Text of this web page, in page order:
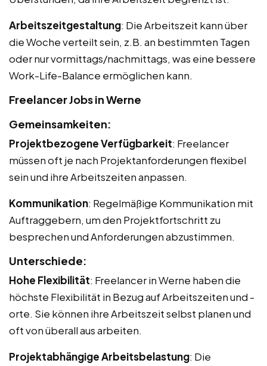
Arbeitszeitgestaltung: Die Arbeitszeit kann über
die Woche verteilt sein, z.B. an bestimmten Tagen
oder nur vormittags/nachmittags, was eine bessere
Work-Life-Balance ermöglichen kann.
Freelancer Jobs in Werne
Gemeinsamkeiten:
Projektbezogene Verfügbarkeit: Freelancer
müssen oft je nach Projektanforderungen flexibel
sein und ihre Arbeitszeiten anpassen.
Kommunikation: Regelmäßige Kommunikation mit
Auftraggebern, um den Projektfortschritt zu
besprechen und Anforderungen abzustimmen.
Unterschiede:
Hohe Flexibilität: Freelancer in Werne haben die
höchste Flexibilität in Bezug auf Arbeitszeiten und -
orte. Sie können ihre Arbeitszeit selbst planen und
oft von überall aus arbeiten.
Projektabhängige Arbeitsbelastung: Die